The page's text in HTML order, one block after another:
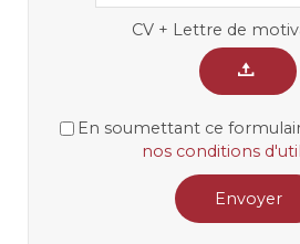
CV + Lettre de
En soumettant ce
nos conditions
Envoyer